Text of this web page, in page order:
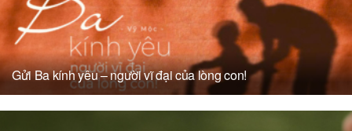
Gửi Ba kính yêu – người vĩ đại của lòng con!